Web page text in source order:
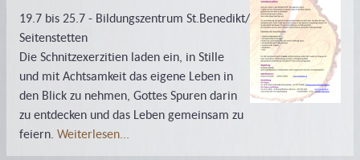
19.7 bis 25.7 - Bildungszentrum St.Benedikt/
Seitenstetten
Die Schnitzexerzitien laden ein, in Stille
und mit Achtsamkeit das eigene Leben in
den Blick zu nehmen, Gottes Spuren darin
zu entdecken und das Leben gemeinsam zu
feiern. Weiterlesen...